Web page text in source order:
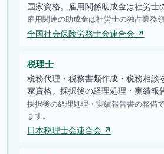
国家資格。雇用関係助成金は社労士
雇用関連の助成金は社労士の独占業務
全国社会保険労務士会連合会 ↗
税理士
税務代理・税務書類作成・税務相談
家資格。採択後の経理処理・実績報
採択後の経理処理・実績報告書の整備
ます。
日本税理士会連合会 ↗